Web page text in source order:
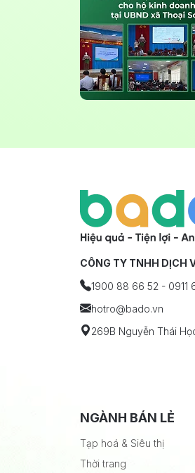
CÔNG TY TNHH DỊCH
1900 88 66 52 - 0911
hotro@bado.vn
269B Nguyễn Thái
NGÀNH BÁN LẺ
Tạp hoá & Siêu thị
Thời trang